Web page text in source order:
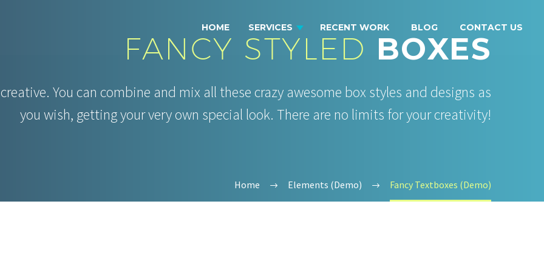
HOME SERVICES RECENT WORK BLOG CONTACT US
FANCY STYLED BOXES
You can combine and mix all these crazy awesome box styles and designs as
you wish, getting your very own special look. There are no limits for your creativity!
Home Elements (Demo) Fancy Textboxes (Demo)